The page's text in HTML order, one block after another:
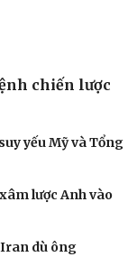
chiến lược
yếu Mỹ và Tổng
lược Anh vào
dù ông